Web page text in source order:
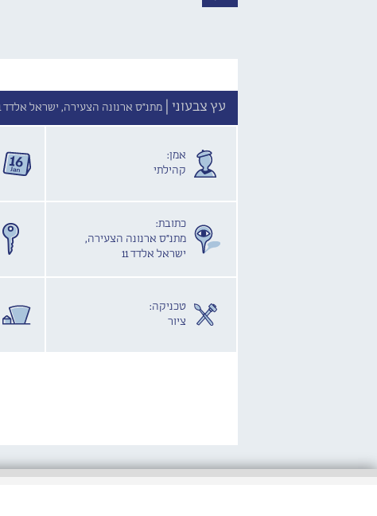
עץ צבעוני | מתנ"ס ארנונה הצעירה, ישראל אלדד 11, ירושלים //
אמן:
קהילתי
כתובת:
מתנ"ס ארנונה הצעירה,
ישראל אלדד 11
טכניקה:
ציור